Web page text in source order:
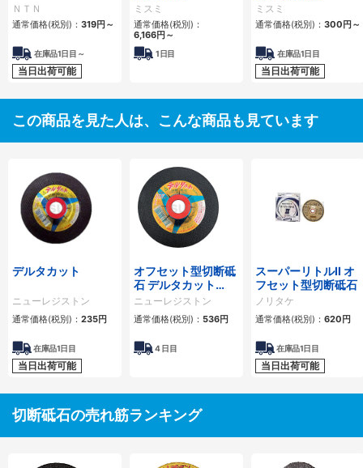
ＮＴＮ
通常価格(税別)： 319円～
在庫品1日目～
当日出荷可能
ミスミ
通常価格(税別)：
6,166円～
1日目
ミスミ
通常価格(税別)： 300円～
在庫品1日目
当日出荷可能
この商品を見た人は、こんな商品も見ています
デルタカット
ニューレジストン
通常価格(税別)： 235円
在庫品1日目
当日出荷可能
オフセット型切断砥
石 デルタカット
107×1×15 NX60S
ニューレジストン
通常価格(税別)： 536円
4日目
スーパーリトルII オ
フセット型切断砥石
ノリタケ
通常価格(税別)： 620円
在庫品1日目
当日出荷可能
切断砥石の売れ筋ランキング